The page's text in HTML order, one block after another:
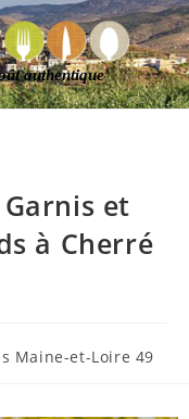
authentique
et
à Cherré
Maine-et-Loire 49